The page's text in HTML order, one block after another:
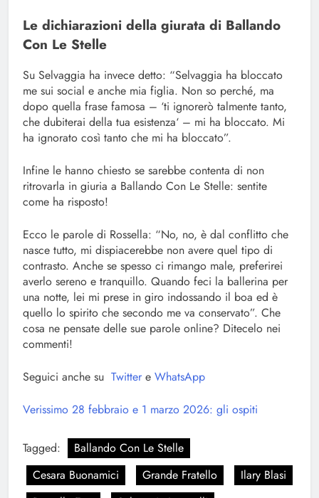
Le dichiarazioni della giurata di Ballando
Con Le Stelle
Su Selvaggia ha invece detto: “Selvaggia ha bloccato
me sui social e anche mia figlia. Non so perché, ma
dopo quella frase famosa – ‘ti ignorerò talmente tanto,
che dubiterai della tua esistenza‘ – mi ha bloccato. Mi
ha ignorato così tanto che mi ha bloccato”.
Infine le hanno chiesto se sarebbe contenta di non
ritrovarla in giuria a Ballando Con Le Stelle: sentite
come ha risposto!
Ecco le parole di Rossella: “No, no, è dal conflitto che
nasce tutto, mi dispiacerebbe non avere quel tipo di
contrasto. Anche se spesso ci rimango male, preferirei
averlo sereno e tranquillo. Quando feci la ballerina per
una notte, lei mi prese in giro indossando il boa ed è
quello lo spirito che secondo me va conservato”. Che
cosa ne pensate delle sue parole online? Ditecelo nei
commenti!
Seguici anche su Twitter e WhatsApp
Verissimo 28 febbraio e 1 marzo 2026: gli ospiti
Tagged:
Ballando Con Le Stelle
Cesara Buonamici
Grande Fratello
Ilary Blasi